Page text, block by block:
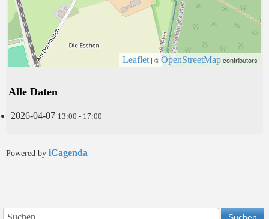
Leaflet| ©OpenStreetMapcontributors
Alle Daten
2026-04-07 13:00 - 17:00
Powered by iCagenda
JahrMonat
Jahr